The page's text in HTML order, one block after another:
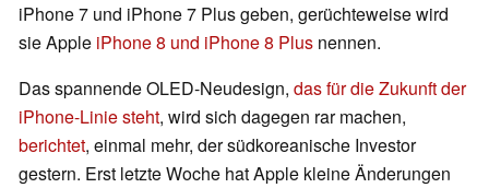
iPhone 7 und iPhone 7 Plus geben, gerüchteweise wird
sie Apple iPhone 8 und iPhone 8 Plus nennen.
Das spannende OLED-Neudesign, das für die Zukunft der
iPhone-Linie steht, wird sich dagegen rar machen,
berichtet, einmal mehr, der südkoreanische Investor
gestern. Erst letzte Woche hat Apple kleine Änderungen